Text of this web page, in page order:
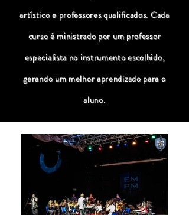
artístico e professores qualificados. Cada
curso é ministrado por um professor
especialista no instrumento escolhido,
gerando um melhor aprendizado para o
aluno.